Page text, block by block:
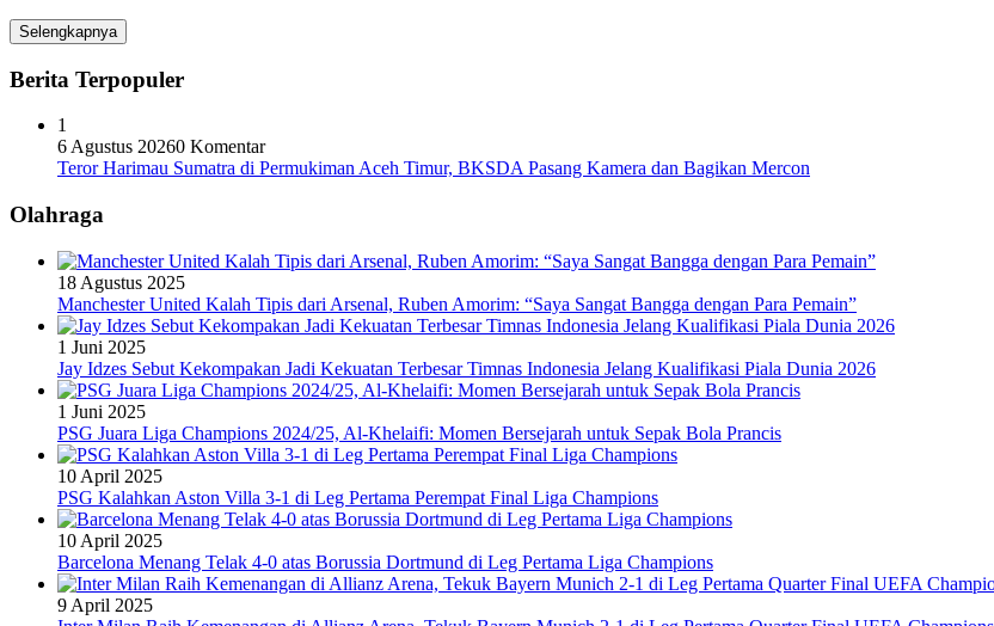
Selengkapnya
Berita Terpopuler
1
6 Agustus 20260 Komentar
Teror Harimau Sumatra di Permukiman Aceh Timur, BKSDA Pasang Kamera dan Bagikan Mercon
Olahraga
18 Agustus 2025
Manchester United Kalah Tipis dari Arsenal, Ruben Amorim: “Saya Sangat Bangga dengan Para Pemain”
1 Juni 2025
Jay Idzes Sebut Kekompakan Jadi Kekuatan Terbesar Timnas Indonesia Jelang Kualifikasi Piala Dunia 2026
1 Juni 2025
PSG Juara Liga Champions 2024/25, Al-Khelaifi: Momen Bersejarah untuk Sepak Bola Prancis
10 April 2025
PSG Kalahkan Aston Villa 3-1 di Leg Pertama Perempat Final Liga Champions
10 April 2025
Barcelona Menang Telak 4-0 atas Borussia Dortmund di Leg Pertama Liga Champions
9 April 2025